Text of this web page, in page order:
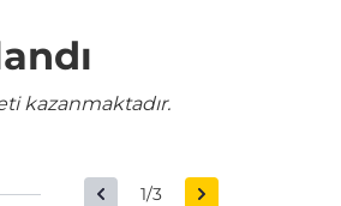
kazanmaktadır.
1/3